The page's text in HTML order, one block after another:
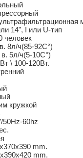
14", I или U-тип
человек
8л/ч(85-92C°)
5л/ч(5-10C°)
\ 100-120Вт.
кружкой
50Hz-60hz
mm.
mm.